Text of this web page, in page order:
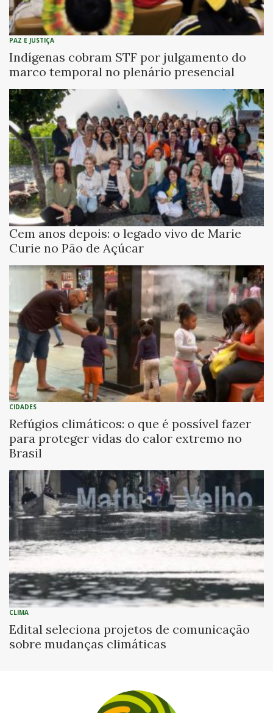
PAZ E JUSTIÇA
Indígenas cobram STF por julgamento do
marco temporal no plenário presencial
Cem anos depois: o legado vivo de Marie
Curie no Pão de Açúcar
CIDADES
Refúgios climáticos: o que é possível fazer
para proteger vidas do calor extremo no
Brasil
CLIMA
Edital seleciona projetos de comunicação
sobre mudanças climáticas